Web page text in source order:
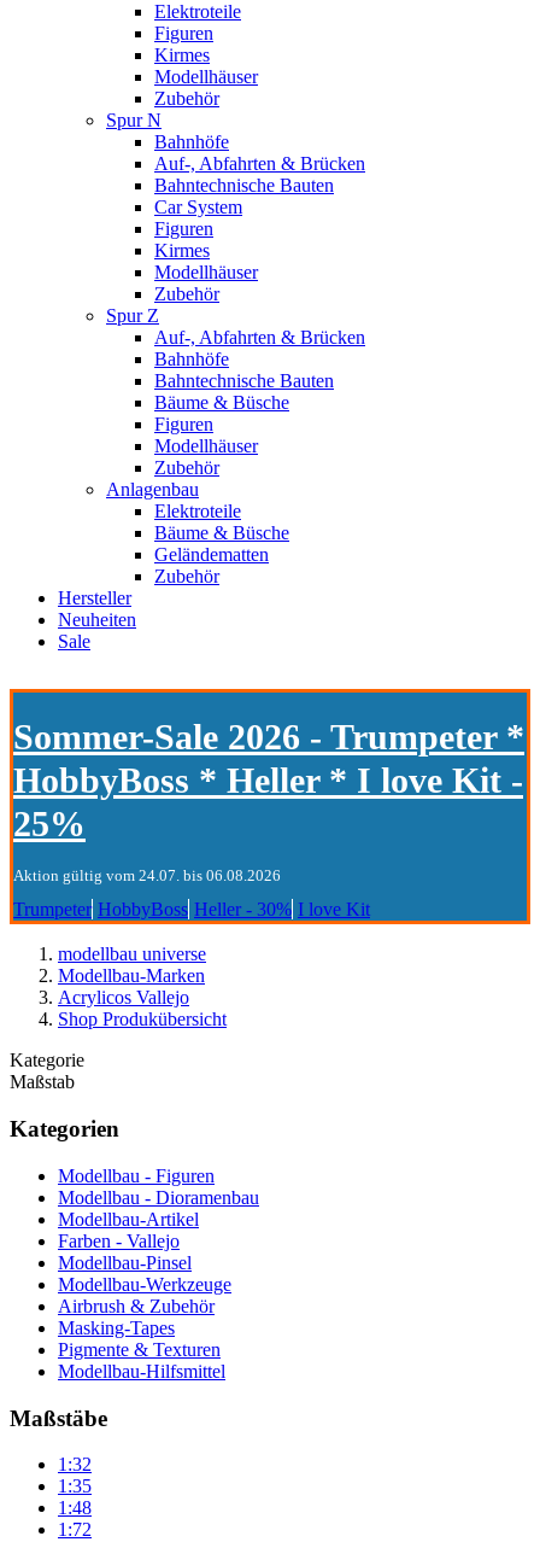
Elektroteile
Figuren
Kirmes
Modellhäuser
Zubehör
Spur N
Bahnhöfe
Auf-, Abfahrten & Brücken
Bahntechnische Bauten
Car System
Figuren
Kirmes
Modellhäuser
Zubehör
Spur Z
Auf-, Abfahrten & Brücken
Bahnhöfe
Bahntechnische Bauten
Bäume & Büsche
Figuren
Modellhäuser
Zubehör
Anlagenbau
Elektroteile
Bäume & Büsche
Geländematten
Zubehör
Hersteller
Neuheiten
Sale
Sommer-Sale 2026 - Trumpeter *
HobbyBoss * Heller * I love Kit -
25%
Aktion gültig vom 24.07. bis 06.08.2026
Trumpeter HobbyBoss Heller - 30% I love Kit
modellbau universe
Modellbau-Marken
Acrylicos Vallejo
Shop Produkübersicht
Kategorie
Maßstab
Kategorien
Modellbau - Figuren
Modellbau - Dioramenbau
Modellbau-Artikel
Farben - Vallejo
Modellbau-Pinsel
Modellbau-Werkzeuge
Airbrush & Zubehör
Masking-Tapes
Pigmente & Texturen
Modellbau-Hilfsmittel
Maßstäbe
1:32
1:35
1:48
1:72